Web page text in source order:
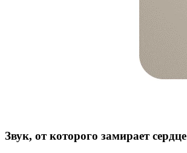
Звук, от которого замирает сердце